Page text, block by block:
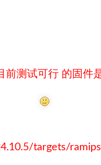
测试可行 的固件
targets/